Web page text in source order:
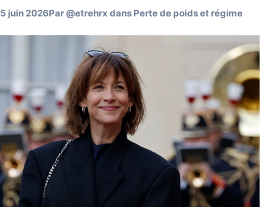
5 juin 2026Par @etrehrx dans Perte de poids et régime